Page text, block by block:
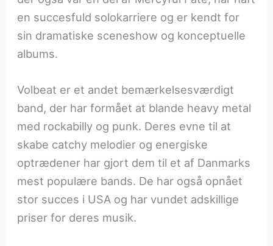
en succesfuld solokarriere og er kendt for
sin dramatiske sceneshow og konceptuelle
albums.
Volbeat er et andet bemærkelsesværdigt
band, der har formået at blande heavy metal
med rockabilly og punk. Deres evne til at
skabe catchy melodier og energiske
optrædener har gjort dem til et af Danmarks
mest populære bands. De har også opnået
stor succes i USA og har vundet adskillige
priser for deres musik.